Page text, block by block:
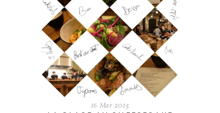
16 Mar 2015